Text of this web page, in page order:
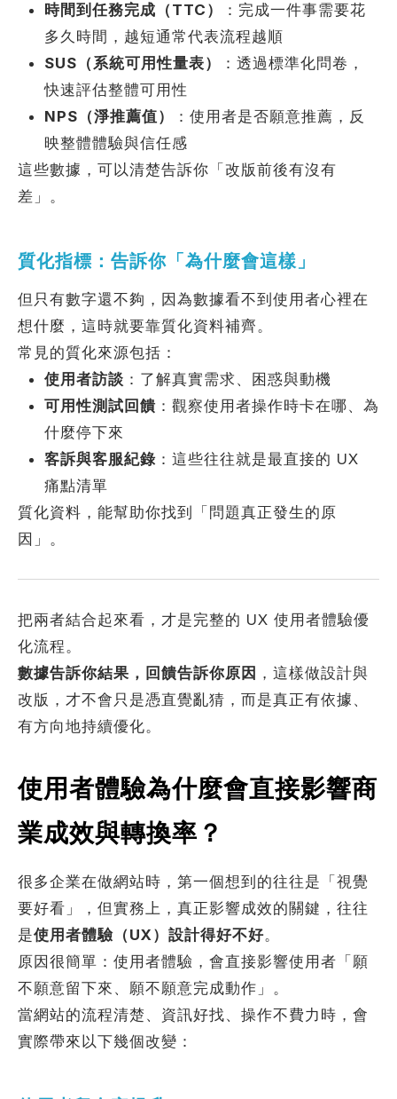
時間到任務完成（TTC）
：完成一件事需要花
多久時間，越短通常代表流程越順
SUS（系統可用性量表）
：透過標準化問卷，
快速評估整體可用性
NPS（淨推薦值）
：使用者是否願意推薦，反
映整體體驗與信任感
這些數據，可以清楚告訴你「改版前後有沒有
差」。
質化指標：告訴你「為什麼會這樣」
但只有數字還不夠，因為數據看不到使用者心裡在
想什麼，這時就要靠質化資料補齊。
常見的質化來源包括：
使用者訪談 ：了解真實需求、困惑與動機
可用性測試回饋 ：觀察使用者操作時卡在哪、為
什麼停下來
客訴與客服紀錄 ：這些往往就是最直接的 UX
痛點清單
質化資料，能幫助你找到「問題真正發生的原
因」。
把兩者結合起來看，才是完整的 UX 使用者體驗優
化流程。
數據告訴你結果，回饋告訴你原因 ，這樣做設計與
改版，才不會只是憑直覺亂猜，而是真正有依據、
有方向地持續優化。
使用者體驗為什麼會直接影響商
業成效與轉換率？
很多企業在做網站時，第一個想到的往往是「視覺
要好看」，但實務上，真正影響成效的關鍵，往往
是使用者體驗（UX）設計得好不好。
原因很簡單：使用者體驗，會直接影響使用者「願
不願意留下來、願不願意完成動作」。
當網站的流程清楚、資訊好找、操作不費力時，會
實際帶來以下幾個改變：